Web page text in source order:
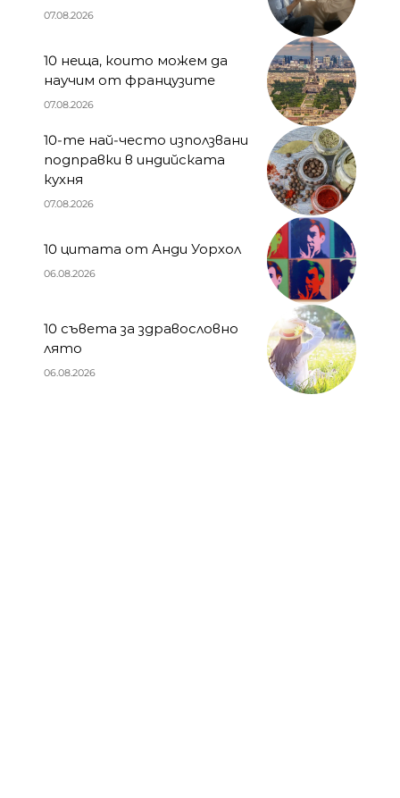
07.08.2026
10 неща, които можем да
научим от французите
07.08.2026
10-те най-често използвани
подправки в индийската
кухня
07.08.2026
10 цитата от Анди Уорхол
06.08.2026
10 съвета за здравословно
лято
06.08.2026